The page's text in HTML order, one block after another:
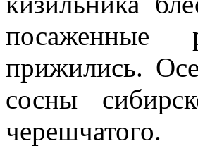
посаженные
прижились.
сосны
черешчатого.